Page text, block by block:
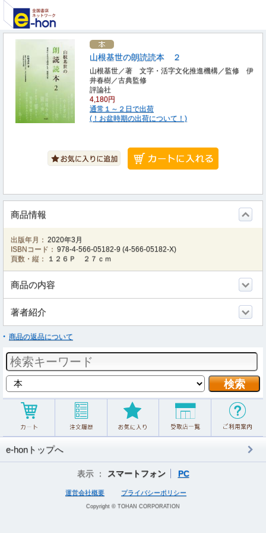
山根基世の朗読読本 ２
山根基世／著 文字・活字文化推進機構／監修 伊
井春樹／古典監修
評論社
4,180円
通常１～２日で出荷
(！お盆時期の出荷について！)
商品情報
出版年月： 2020年3月
ISBNコード： 978-4-566-05182-9 (4-566-05182-X)
頁数・縦：
１２６Ｐ ２７ｃｍ
商品の内容
著者紹介
商品の返品について
e-honトップへ
表示 ： スマートフォン PC
運営会社概要 プライバシーポリシー
Copyright © TOHAN CORPORATION